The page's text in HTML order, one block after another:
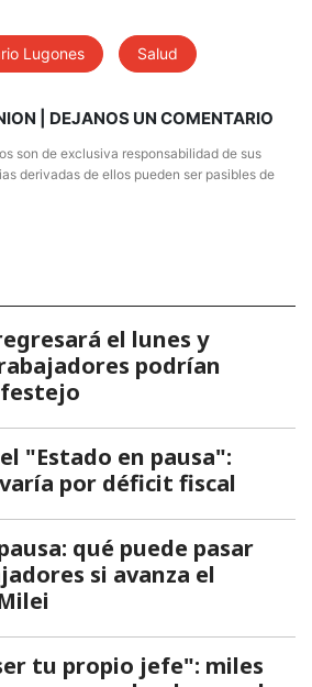
Lugones Salud
| DEJANOS UN COMENTARIO
son de exclusiva responsabilidad de sus
derivadas de ellos pueden ser pasibles de
el lunes y
podrían
"Estado en pausa":
por déficit fiscal
qué puede pasar
si avanza el
tu propio jefe": miles